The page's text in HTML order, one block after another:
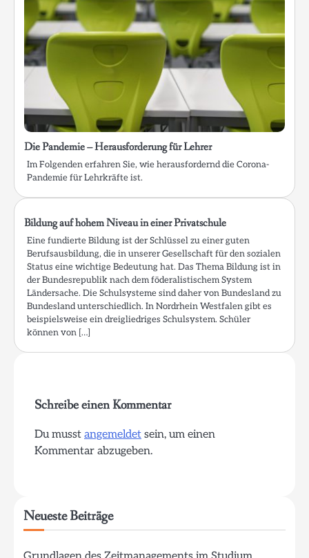
Die Pandemie – Herausforderung für Lehrer
Im Folgenden erfahren Sie, wie herausfordernd die Corona-
Pandemie für Lehrkräfte ist.
Bildung auf hohem Niveau in einer Privatschule
Eine fundierte Bildung ist der Schlüssel zu einer guten
Berufsausbildung, die in unserer Gesellschaft für den sozialen
Status eine wichtige Bedeutung hat. Das Thema Bildung ist in
der Bundesrepublik nach dem föderalistischem System
Ländersache. Die Schulsysteme sind daher von Bundesland zu
Bundesland unterschiedlich. In Nordrhein Westfalen gibt es
beispielsweise ein dreigliedriges Schulsystem. Schüler
können von […]
Schreibe einen Kommentar
Du musst angemeldet sein, um einen
Kommentar abzugeben.
Neueste Beiträge